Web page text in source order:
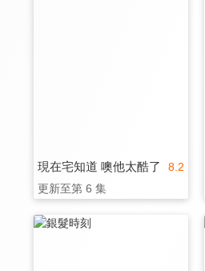
8.2
現在宅知道 噢他太酷了
更新至第 6 集